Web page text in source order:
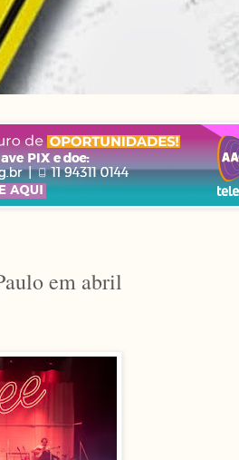
em abril